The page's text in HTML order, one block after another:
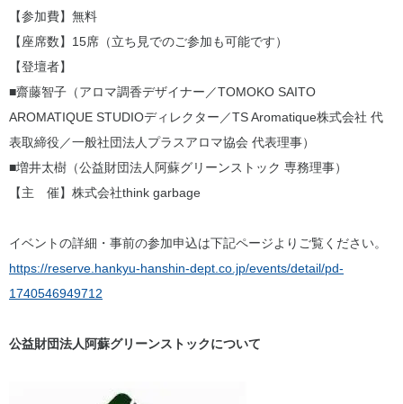
【参加費】無料
【座席数】15席（立ち見でのご参加も可能です）
【登壇者】
■齋藤智子（アロマ調香デザイナー／TOMOKO SAITO
AROMATIQUE STUDIOディレクター／TS Aromatique株式会社 代
表取締役／一般社団法人プラスアロマ協会 代表理事）
■増井太樹（公益財団法人阿蘇グリーンストック 専務理事）
【主 催】株式会社think garbage
イベントの詳細・事前の参加申込は下記ページよりご覧ください。
https://reserve.hankyu-hanshin-dept.co.jp/events/detail/pd-
1740546949712
公益財団法人阿蘇グリーンストックについて